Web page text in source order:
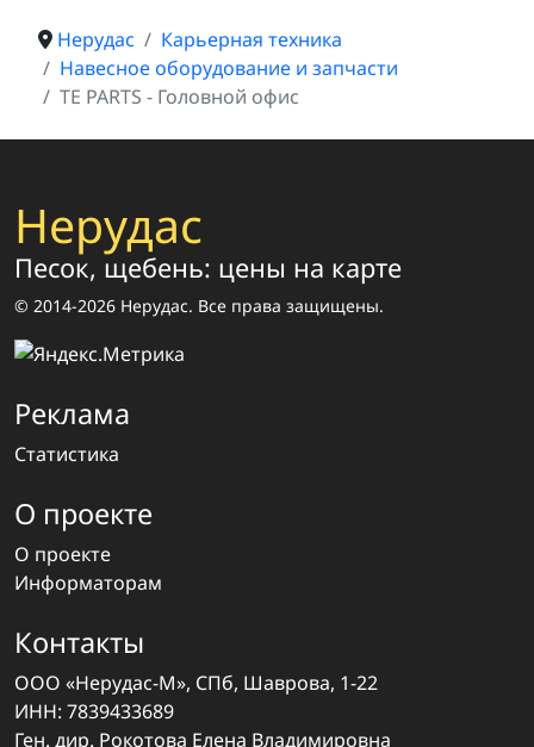
Нерудас
Карьерная техника
Навесное оборудование и запчасти
TE PARTS - Головной офис
Нерудас
Песок, щебень: цены на карте
© 2014-2026 Нерудас. Все права защищены.
Реклама
Статистика
О проекте
О проекте
Информаторам
Контакты
ООО «Нерудас-М», СПб, Шаврова, 1-22
ИНН: 7839433689
Ген. дир. Рокотова Елена Владимировна